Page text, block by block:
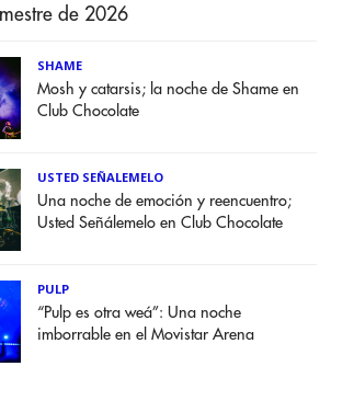
de 2026
SHAME
Mosh y catarsis; la noche de Shame en
Club Chocolate
USTED SEÑALEMELO
Una noche de emoción y reencuentro;
Usted Señálemelo en Club Chocolate
PULP
“Pulp es otra weá”: Una noche
imborrable en el Movistar Arena